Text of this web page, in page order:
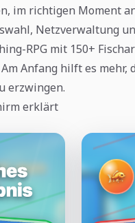
im richtigen Moment
Netzverwaltung
RPG mit 150+
Anfang hilft es mehr,
erzwingen.
erklärt